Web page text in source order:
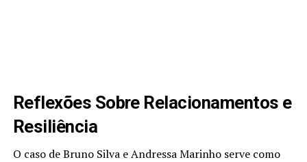
Reflexões Sobre Relacionamentos e
Resiliência
O caso de Bruno Silva e Andressa Marinho serve como